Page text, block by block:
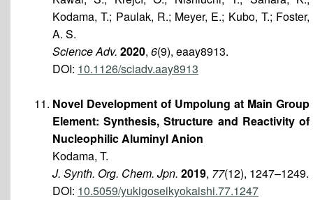
Kodama, T.; Paulak, R.; Meyer, E.; Kubo, T.; Foster,
A. S.
Science Adv. 2020, 6(9), eaay8913.
DOI: 10.1126/sciadv.aay8913
Novel Development of Umpolung at Main Group
Element: Synthesis, Structure and Reactivity of
Nucleophilic Aluminyl Anion
Kodama, T.
J. Synth. Org. Chem. Jpn. 2019, 77(12), 1247–1249.
DOI: 10.5059/yukigoseikyokaishi.77.1247